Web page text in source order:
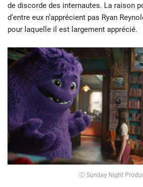
de discorde des internautes. La raison
d’entre eux n’apprécient pas Ryan
pour laquelle il est largement apprécié.
Ⓒ Sunday Night